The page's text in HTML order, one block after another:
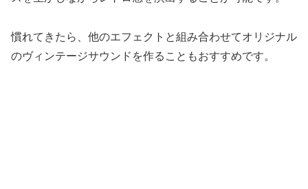
慣れてきたら、他のエフェクトと組み合わせてオリジナル
のヴィンテージサウンドを作ることもおすすめです。